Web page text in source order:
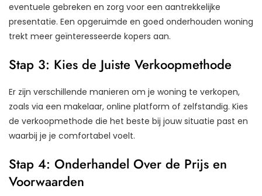
eventuele gebreken en zorg voor een aantrekkelijke
presentatie. Een opgeruimde en goed onderhouden woning
trekt meer geïnteresseerde kopers aan.
Stap 3: Kies de Juiste Verkoopmethode
Er zijn verschillende manieren om je woning te verkopen,
zoals via een makelaar, online platform of zelfstandig. Kies
de verkoopmethode die het beste bij jouw situatie past en
waarbij je je comfortabel voelt.
Stap 4: Onderhandel Over de Prijs en
Voorwaarden